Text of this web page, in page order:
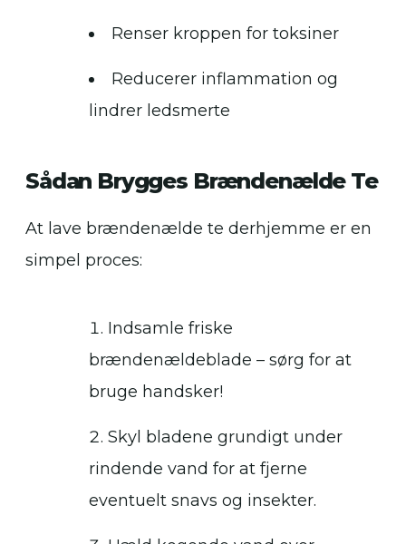
Renser kroppen for toksiner
Reducerer inflammation og
lindrer ledsmerte
Sådan Brygges Brændenælde Te
At lave brændenælde te derhjemme er en
simpel proces:
Indsamle friske
brændenældeblade – sørg for at
bruge handsker!
Skyl bladene grundigt under
rindende vand for at fjerne
eventuelt snavs og insekter.